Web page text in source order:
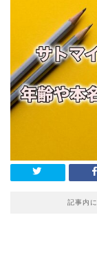
記事内